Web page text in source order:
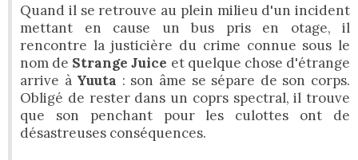
Quand il se retrouve au plein milieu d'un incident
mettant en cause un bus pris en otage, il
rencontre la justicière du crime connue sous le
nom de Strange Juice et quelque chose d'étrange
arrive à Yuuta : son âme se sépare de son corps.
Obligé de rester dans un coprs spectral, il trouve
que son penchant pour les culottes ont de
désastreuses conséquences.